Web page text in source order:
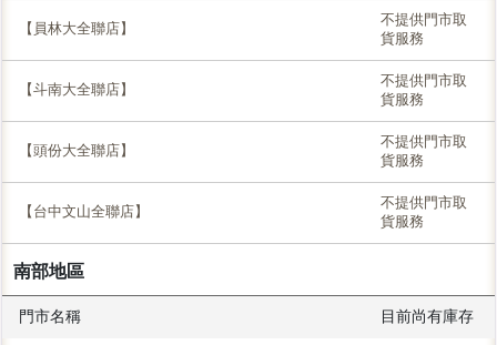
【員林大全聯店】
不提供門市取
貨服務
【斗南大全聯店】
不提供門市取
貨服務
【頭份大全聯店】
不提供門市取
貨服務
【台中文山全聯店】
不提供門市取
貨服務
南部地區
門市名稱 目前尚有庫存